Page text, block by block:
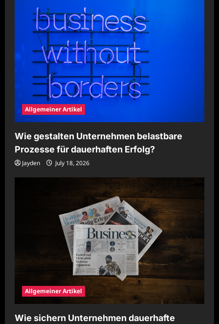
Allgemeiner Artikel
Wie gestalten Unternehmen belastbare
Prozesse für dauerhaften Erfolg?
Jayden July 18, 2026
Allgemeiner Artikel
Wie sichern Unternehmen dauerhafte